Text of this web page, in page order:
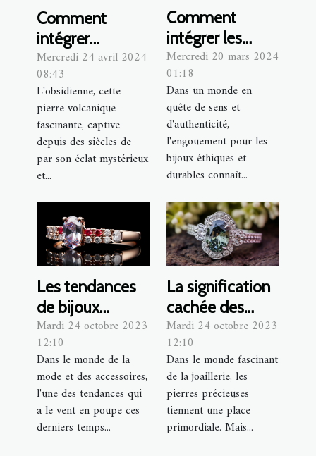
Comment
intégrer
l'obsidienne
dans la
conception de
bijoux
modernes et
éthiques ?
Mercredi 24 avril 2024
08:43
L'obsidienne, cette
pierre volcanique
fascinante, captive
depuis des siècles de
par son éclat mystérieux
et...
Comment
intégrer les
pierres
naturelles dans
la création de
bijoux éthiques
et durables
Mercredi 20 mars 2024
01:18
Dans un monde en
quête de sens et
d'authenticité,
l'engouement pour les
bijoux éthiques et
durables connaît...
Les tendances
de bijoux
minimalistes à
adopter
Mardi 24 octobre 2023
12:10
Dans le monde de la
mode et des accessoires,
l'une des tendances qui
a le vent en poupe ces
derniers temps...
La signification
cachée des
pierres
précieuses en
joaillerie
Mardi 24 octobre 2023
12:10
Dans le monde fascinant
de la joaillerie, les
pierres précieuses
tiennent une place
primordiale. Mais...